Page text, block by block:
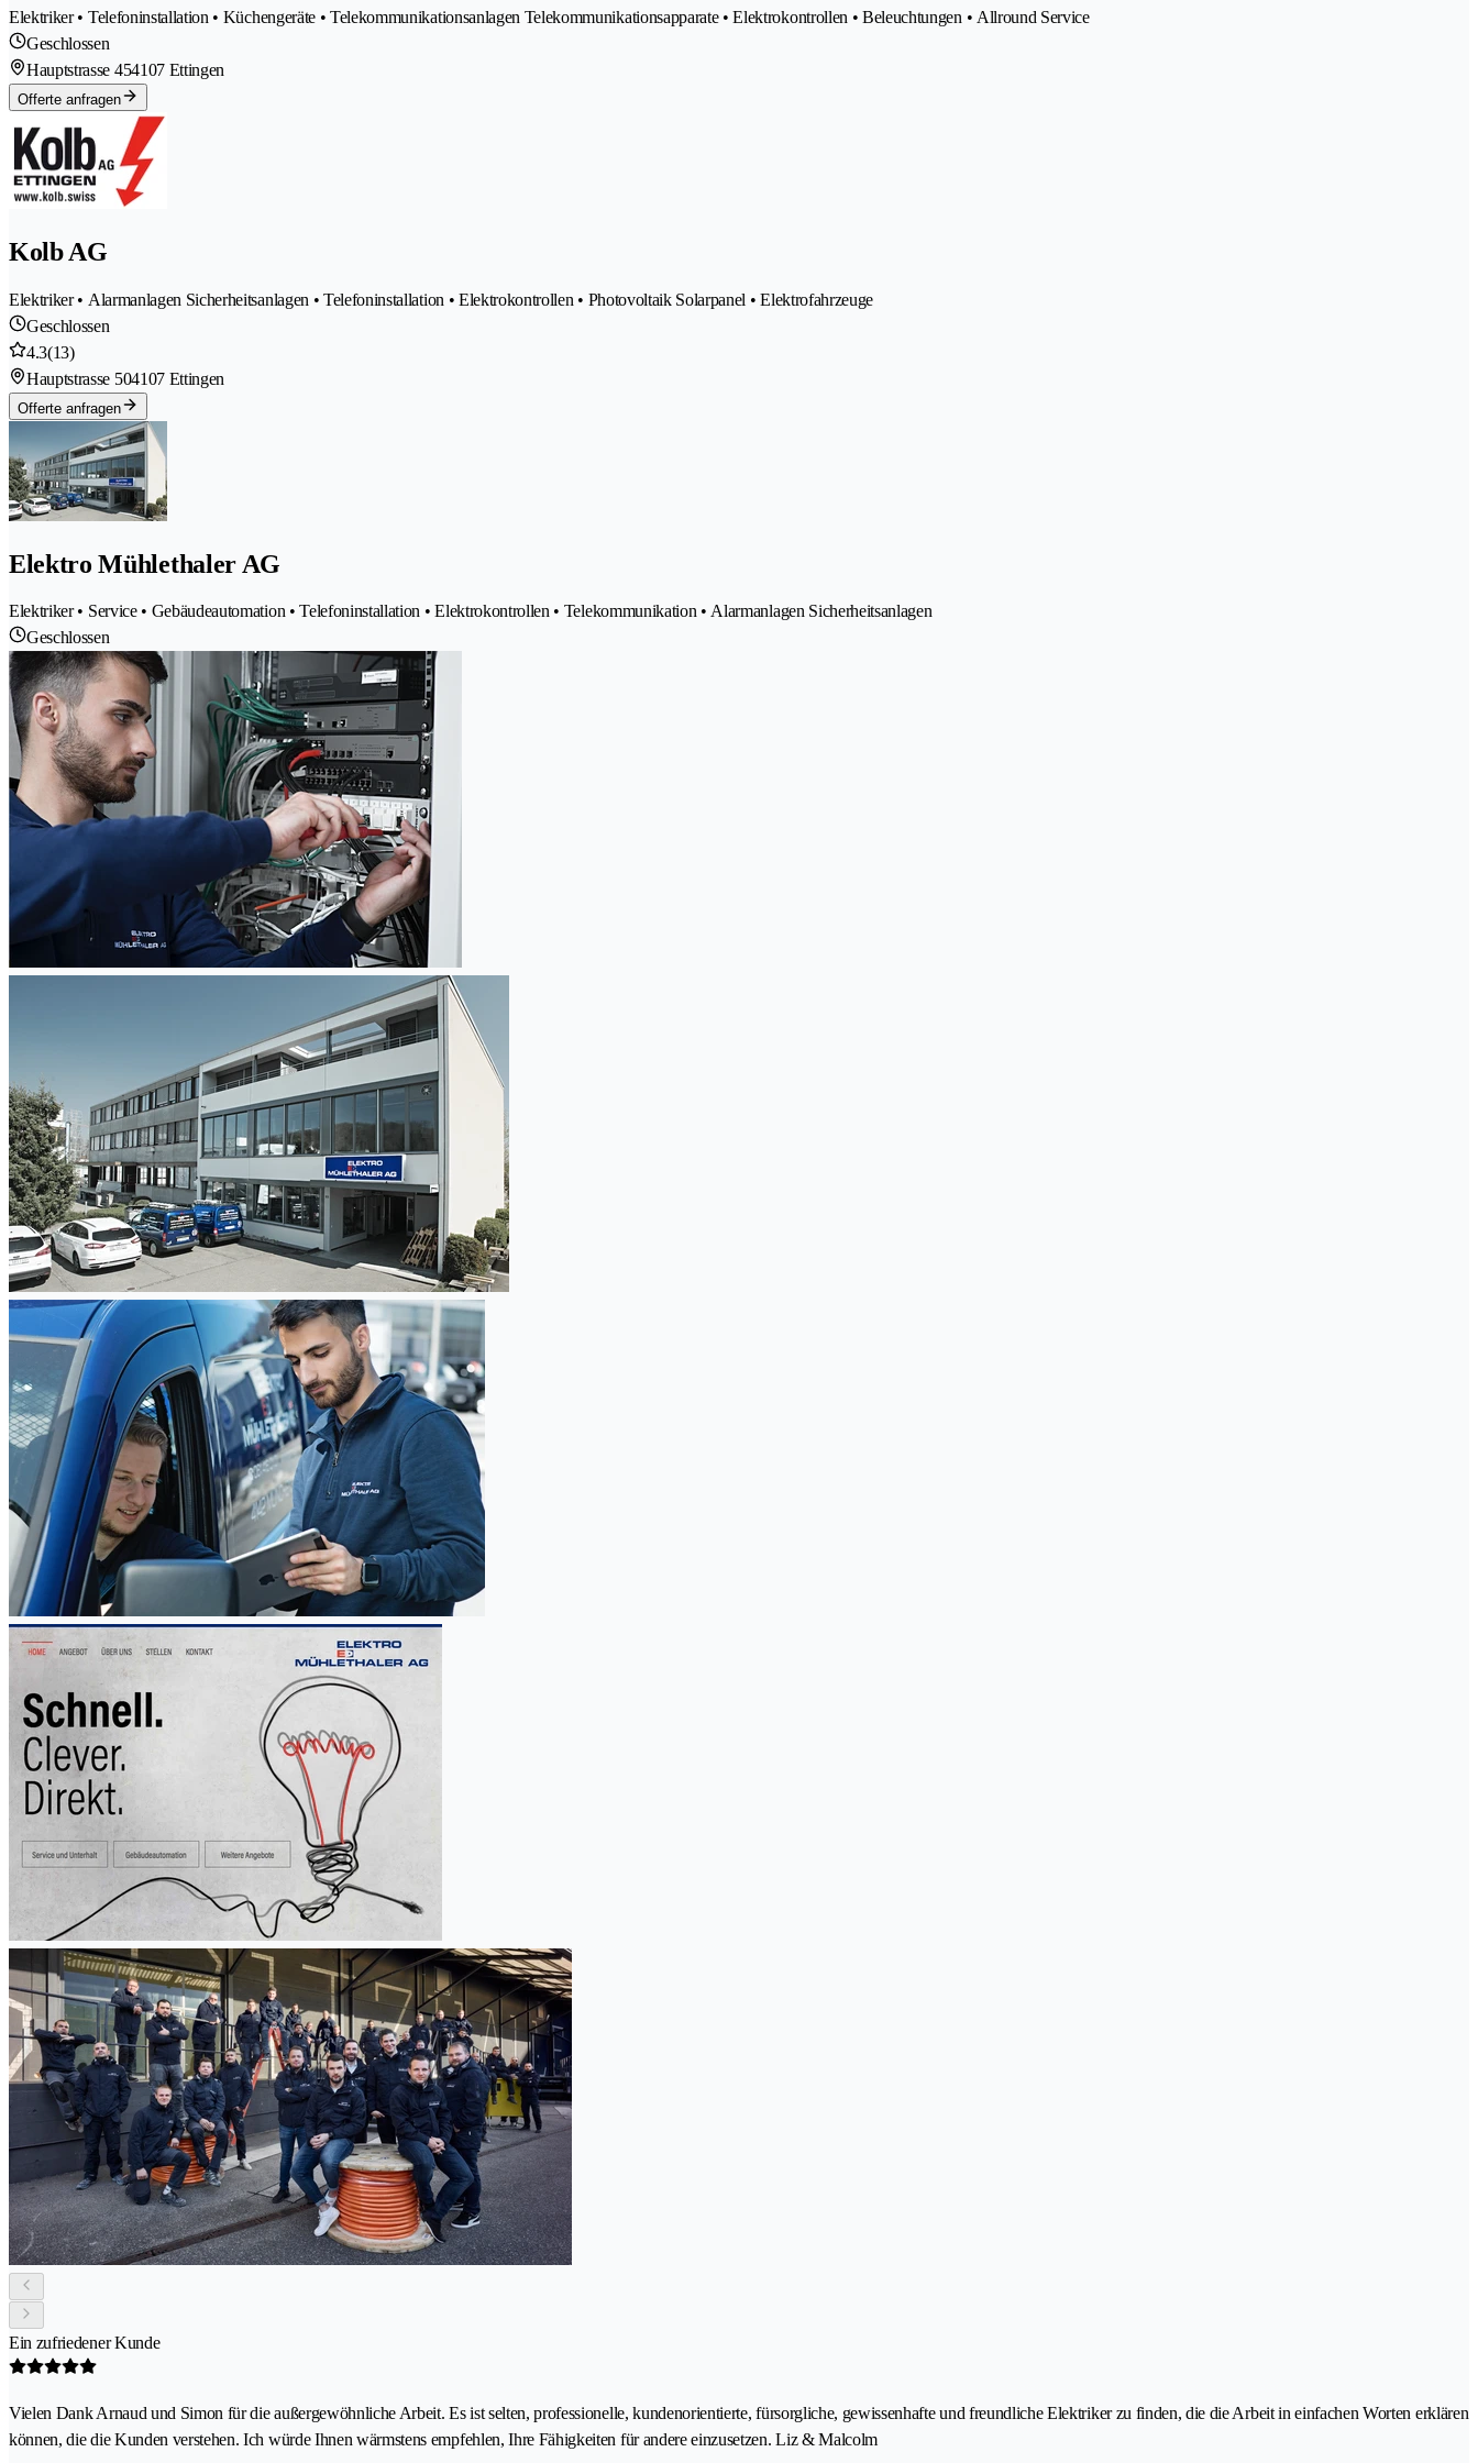
Elektriker • Telefoninstallation • Küchengeräte • Telekommunikationsanlagen Telekommunikationsapparate • Elektrokontrollen • Beleuchtungen • Allround Service
Geschlossen
Hauptstrasse 454107 Ettingen
Offerte anfragen
Kolb AG
Elektriker • Alarmanlagen Sicherheitsanlagen • Telefoninstallation • Elektrokontrollen • Photovoltaik Solarpanel • Elektrofahrzeuge
Geschlossen
4.3(13)
Hauptstrasse 504107 Ettingen
Offerte anfragen
Elektro Mühlethaler AG
Elektriker • Service • Gebäudeautomation • Telefoninstallation • Elektrokontrollen • Telekommunikation • Alarmanlagen Sicherheitsanlagen
Geschlossen
Ein zufriedener Kunde
Vielen Dank Arnaud und Simon für die außergewöhnliche Arbeit. Es ist selten, professionelle, kundenorientierte, fürsorgliche, gewissenhafte und freundliche Elektriker zu finden, die die Arbeit in einfachen Worten erklären
können, die die Kunden verstehen. Ich würde Ihnen wärmstens empfehlen, Ihre Fähigkeiten für andere einzusetzen. Liz & Malcolm